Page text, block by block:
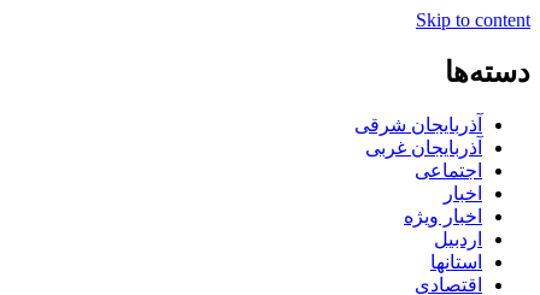
Skip to content
دسته‌ها
آذربایجان شرقی
آذربایجان غربی
اجتماعی
اخبار
اخبار ویژه
اردبیل
استانها
اقتصادی